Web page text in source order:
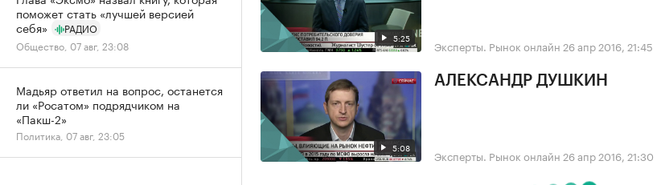
5:25 Эксперты. Рынок онлайн 26 апр 2016, 21:45
5:08
АЛЕКСАНДР ДУШКИН
Эксперты. Рынок онлайн 26 апр 2016, 21:30
поможет стать «лучшей версией
себя»
РАДИО
Общество, 07 авг, 23:08
Мадьяр ответил на вопрос, останется
ли «Росатом» подрядчиком на
«Пакш-2»
Политика, 07 авг, 23:05